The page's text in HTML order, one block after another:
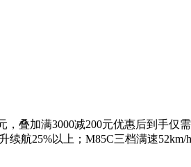
叠加满3000减200元优惠后到手
航25%以上；M85C三档满速